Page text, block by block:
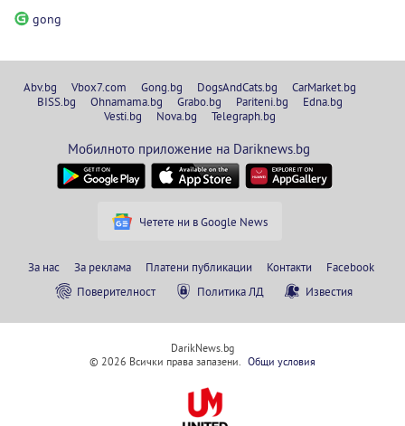
gong
Abv.bg Vbox7.com Gong.bg DogsAndCats.bg
CarMarket.bg
BISS.bg
Ohnamama.bg Grabo.bg Pariteni.bg
Edna.bg
Vesti.bg
Nova.bg Telegraph.bg
Мобилното приложение на Dariknews.bg
Четете ни в Google News
За нас За реклама Платени публикации Контакти
Facebook
Поверителност
Политика ЛД Известия
DarikNews.bg
© 2026 Всички права запазени. Общи условия